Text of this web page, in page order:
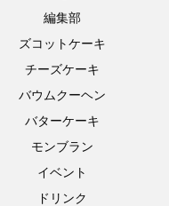
編集部
ズコットケーキ
チーズケーキ
バウムクーヘン
バターケーキ
モンブラン
イベント
ドリンク